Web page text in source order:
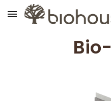
Skip to main content
Bio-